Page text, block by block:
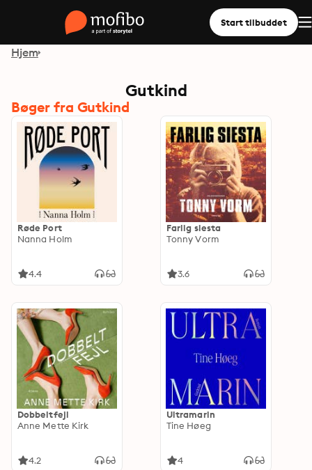
Start tilbuddet
Hjem
Gutkind
Bøger fra Gutkind
Røde Port
Nanna Holm
4.4
Farlig siesta
Tonny Vorm
3.6
Dobbeltfejl
Anne Mette Kirk
4.2
Ultramarin
Tine Høeg
4